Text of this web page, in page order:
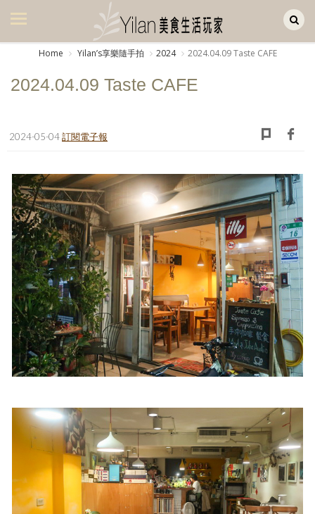
美食集
生活風
書房集
日記簿
餐桌週記
享樂隨手拍
照相簿
影音區
歷史區
關於Yilan
個人著作
活動實況記錄
Home Yilanʼs享樂隨手拍 2024 2024.04.09 Taste CAFE
2024.04.09 Taste CAFE
2024-05-04訂閱電子報